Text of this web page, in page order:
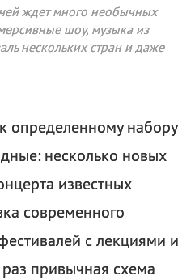
ждет много необычных
шоу, музыка из
нескольких стран и даже
определенному набору
несколько новых
известных
современного
с лекциями и
привычная схема